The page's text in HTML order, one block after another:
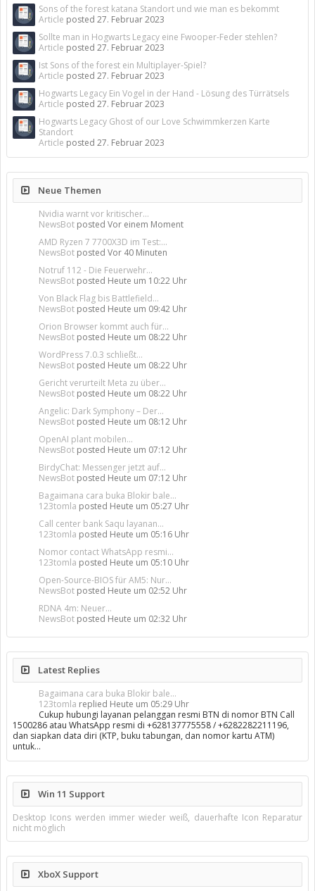
Sons of the forest katana Standort und wie man es bekommt
Article posted 27. Februar 2023
Sollte man in Hogwarts Legacy eine Fwooper-Feder stehlen?
Article posted 27. Februar 2023
Ist Sons of the forest ein Multiplayer-Spiel?
Article posted 27. Februar 2023
Hogwarts Legacy Ein Vogel in der Hand - Lösung des Türrätsels
Article posted 27. Februar 2023
Hogwarts Legacy Ghost of our Love Schwimmkerzen Karte
Standort
Article posted 27. Februar 2023
Neue Themen
Nvidia warnt vor kritischer...
NewsBot posted Vor einem Moment
AMD Ryzen 7 7700X3D im Test:...
NewsBot posted Vor 40 Minuten
Notruf 112 - Die Feuerwehr...
NewsBot posted Heute um 10:22 Uhr
Von Black Flag bis Battlefield...
NewsBot posted Heute um 09:42 Uhr
Orion Browser kommt auch für...
NewsBot posted Heute um 08:22 Uhr
WordPress 7.0.3 schließt...
NewsBot posted Heute um 08:22 Uhr
Gericht verurteilt Meta zu über...
NewsBot posted Heute um 08:22 Uhr
Angelic: Dark Symphony – Der...
NewsBot posted Heute um 08:12 Uhr
OpenAI plant mobilen...
NewsBot posted Heute um 07:12 Uhr
BirdyChat: Messenger jetzt auf...
NewsBot posted Heute um 07:12 Uhr
Bagaimana cara buka Blokir bale...
123tomla posted Heute um 05:27 Uhr
Call center bank Saqu layanan...
123tomla posted Heute um 05:16 Uhr
Nomor contact WhatsApp resmi...
123tomla posted Heute um 05:10 Uhr
Open-Source-BIOS für AM5: Nur...
NewsBot posted Heute um 02:52 Uhr
RDNA 4m: Neuer...
NewsBot posted Heute um 02:32 Uhr
Latest Replies
Bagaimana cara buka Blokir bale...
123tomla replied Heute um 05:29 Uhr
Cukup hubungi layanan pelanggan resmi BTN di nomor BTN Call
1500286 atau WhatsApp resmi di +628137775558 / +6282282211196,
dan siapkan data diri (KTP, buku tabungan, dan nomor kartu ATM)
untuk…
Win 11 Support
Desktop Icons werden immer wieder weiß, dauerhafte Icon Reparatur
nicht möglich
XboX Support